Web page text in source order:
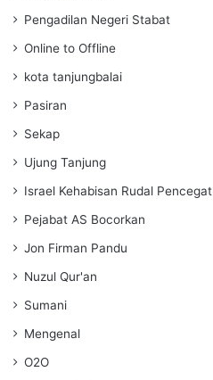
Pengadilan Negeri Stabat
Online to Offline
kota tanjungbalai
Pasiran
Sekap
Ujung Tanjung
Israel Kehabisan Rudal Pencegat
Pejabat AS Bocorkan
Jon Firman Pandu
Nuzul Qur'an
Sumani
Mengenal
O2O